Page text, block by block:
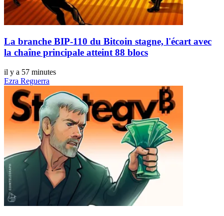
La branche BIP-110 du Bitcoin stagne, l'écart avec
la chaîne principale atteint 88 blocs
il y a 57 minutes
Ezra Reguerra